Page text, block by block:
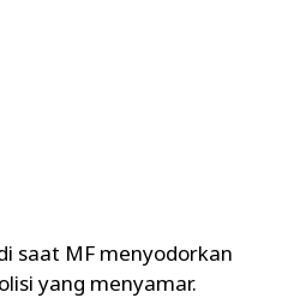
saat MF menyodorkan
yang menyamar.